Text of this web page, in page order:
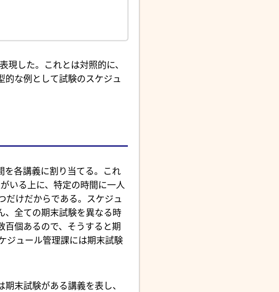
現した。これとは対照的に、
的な例として試験のスケジュ
を各講義に割り当てる。これ
いる上に、特定の時間に一人
だけだからである。スケジュ
、全ての期末試験を異なる時
百個あるので、そうすると期
ジュール管理課には期末試験
末試験がある講義を表し、